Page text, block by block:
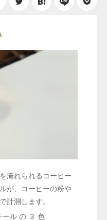
淹れられるコーヒー
が、コーヒーの粉や
計測します。
ール の ３ 色